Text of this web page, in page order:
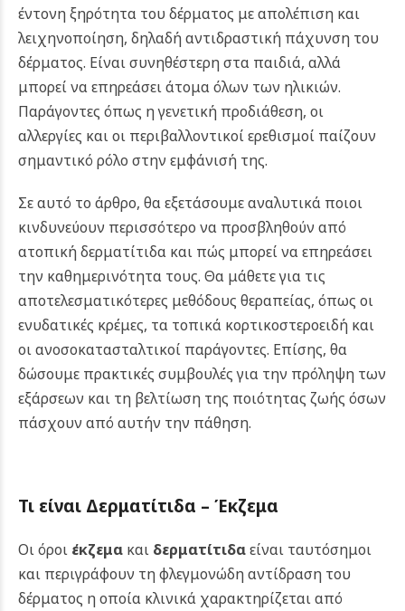
έντονη ξηρότητα του δέρματος με απολέπιση και
λειχηνοποίηση, δηλαδή αντιδραστική πάχυνση του
δέρματος. Είναι συνηθέστερη στα παιδιά, αλλά
μπορεί να επηρεάσει άτομα όλων των ηλικιών.
Παράγοντες όπως η γενετική προδιάθεση, οι
αλλεργίες και οι περιβαλλοντικοί ερεθισμοί παίζουν
σημαντικό ρόλο στην εμφάνισή της.
Σε αυτό το άρθρο, θα εξετάσουμε αναλυτικά ποιοι
κινδυνεύουν περισσότερο να προσβληθούν από
ατοπική δερματίτιδα και πώς μπορεί να επηρεάσει
την καθημερινότητα τους. Θα μάθετε για τις
αποτελεσματικότερες μεθόδους θεραπείας, όπως οι
ενυδατικές κρέμες, τα τοπικά κορτικοστεροειδή και
οι ανοσοκατασταλτικοί παράγοντες. Επίσης, θα
δώσουμε πρακτικές συμβουλές για την πρόληψη των
εξάρσεων και τη βελτίωση της ποιότητας ζωής όσων
πάσχουν από αυτήν την πάθηση.
Τι είναι Δερματίτιδα – Έκζεμα
Οι όροι έκζεμα και δερματίτιδαείναι ταυτόσημοι
και περιγράφουν τη φλεγμονώδη αντίδραση του
δέρματος η οποία κλινικά χαρακτηρίζεται από